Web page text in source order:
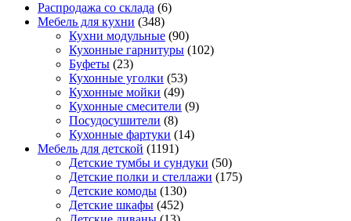
Распродажа со склада (6)
Мебель для кухни (348)
Кухни модульные (90)
Кухонные гарнитуры (102)
Буфеты (23)
Кухонные уголки (53)
Кухонные мойки (49)
Кухонные смесители (9)
Посудосушители (8)
Кухонные фартуки (14)
Мебель для детской (1191)
Детские тумбы и сундуки (50)
Детские полки и стеллажи (175)
Детские комоды (130)
Детские шкафы (452)